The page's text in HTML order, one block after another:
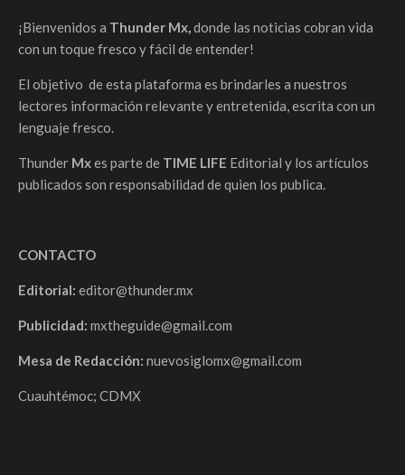
¡Bienvenidos a Thunder Mx,donde las noticias cobran vida
con un toque fresco y fácil de entender!
El objetivo de esta plataforma es brindarles a nuestros
lectores información relevante y entretenida, escrita con un
lenguaje fresco.
Thunder Mxes parte de TIME LIFE Editorial y los artículos
publicados son responsabilidad de quien los publica.
CONTACTO
Editorial: editor@thunder.mx
Publicidad: mxtheguide@gmail.com
Mesa de Redacción: nuevosiglomx@gmail.com
Cuauhtémoc; CDMX